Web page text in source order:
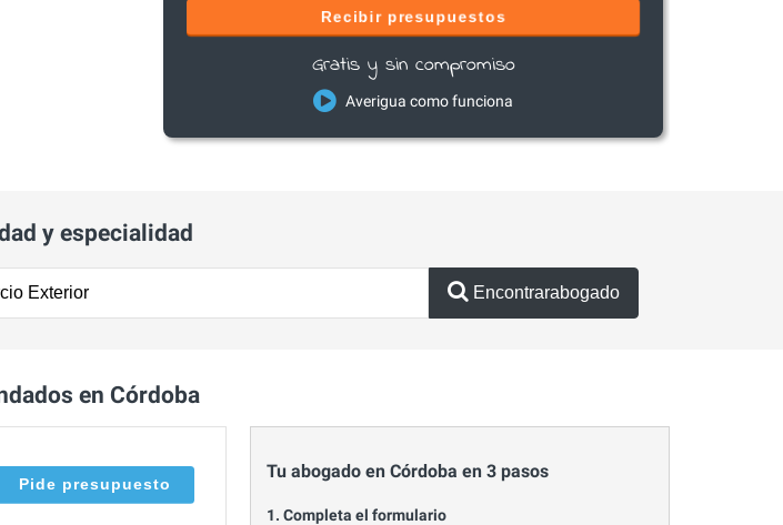
Recibir presupuestos
Gratis y sin compromiso
Averigua como funciona
y especialidad
Encontrarabogado
en Córdoba
Pide presupuesto
Tu abogado en Córdoba en 3 pasos
1. Completa el formulario